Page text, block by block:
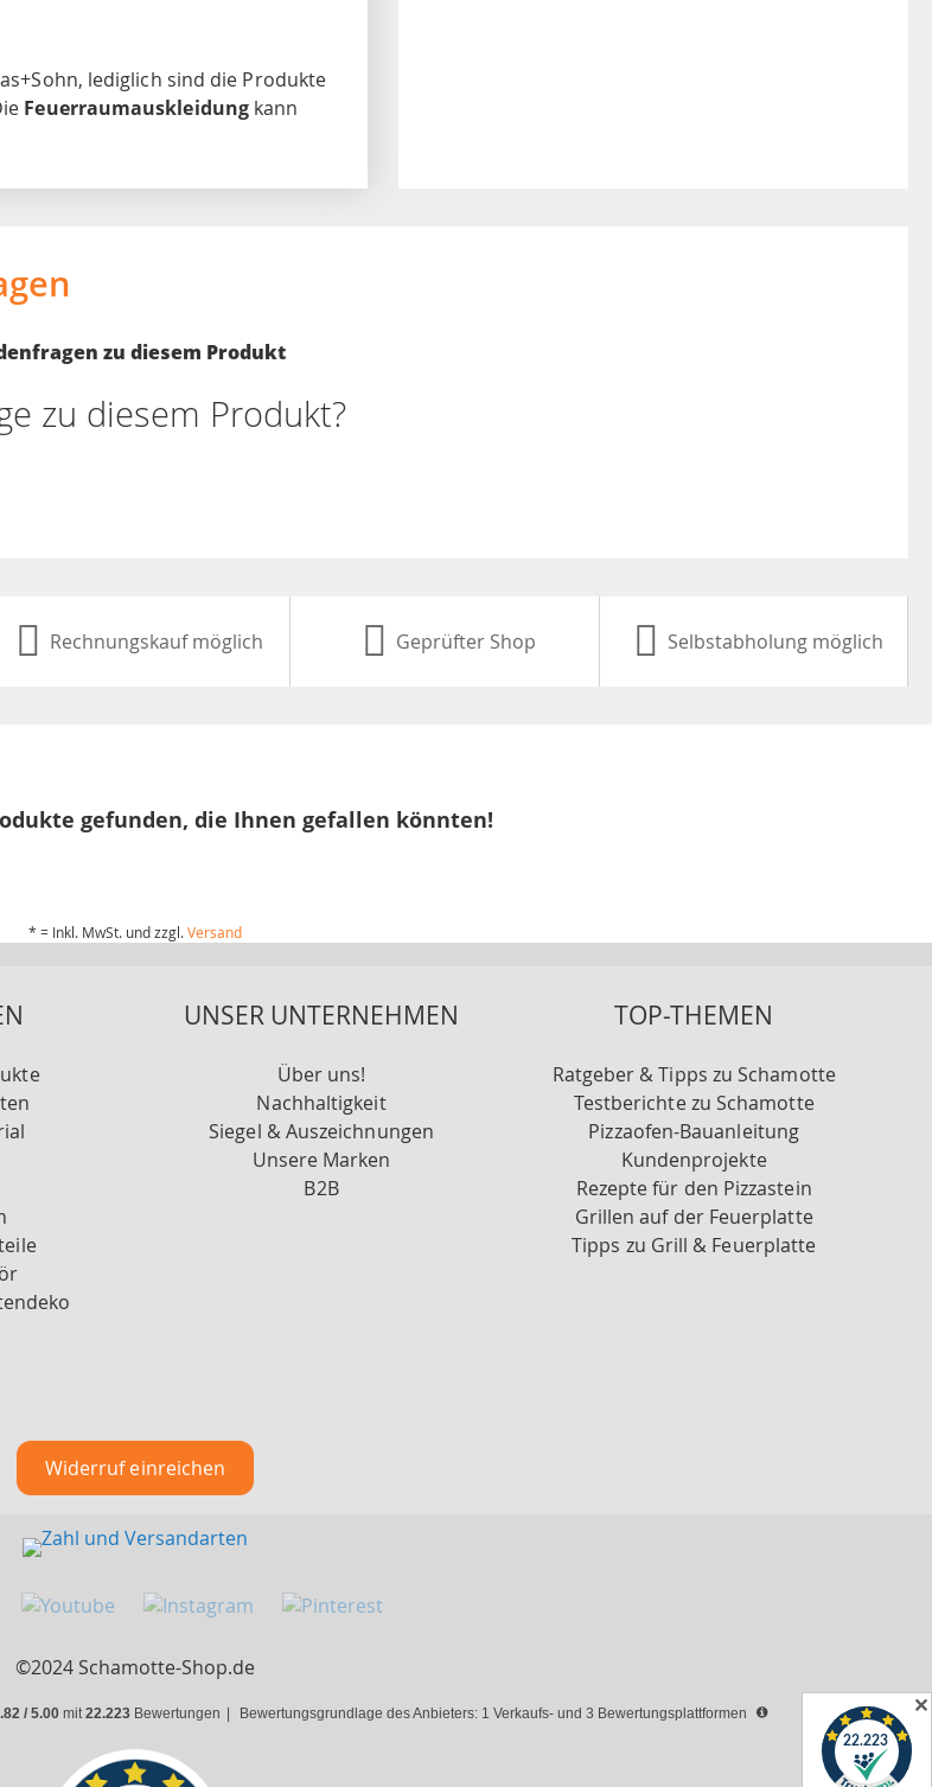
lediglich sind die Produkte
Feuerraumauskleidungkann
zu diesem Produkt
zu diesem Produkt?
Rechnungskauf möglich Geprüfter Shop Selbstabholung möglich
gefunden, die Ihnen gefallen könnten!
* = Inkl. MwSt. und zzgl.Versand
UNSER UNTERNEHMEN
Über uns!
Nachhaltigkeit
Siegel & Auszeichnungen
Unsere Marken
B2B
TOP-THEMEN
Ratgeber & Tipps zu Schamotte
Testberichte zu Schamotte
Pizzaofen-Bauanleitung
Kundenprojekte
Rezepte für den Pizzastein
Grillen auf der Feuerplatte
Tipps zu Grill & Feuerplatte
Widerruf einreichen
©2024 Schamotte-Shop.de
/ 5.00mit22.223 Bewertungen Bewertungsgrundlage des Anbieters: 1 Verkaufs- und 3 Bewertungsplattformen ✕